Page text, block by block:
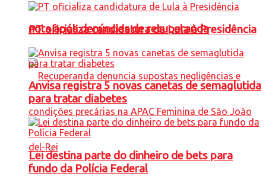
nota após denúncias de recuperanda
PT oficializa candidatura de Lula à Presidência
Anvisa registra 5 novas canetas de semaglutida
para tratar diabetes
Lei destina parte do dinheiro de bets para
fundo da Polícia Federal